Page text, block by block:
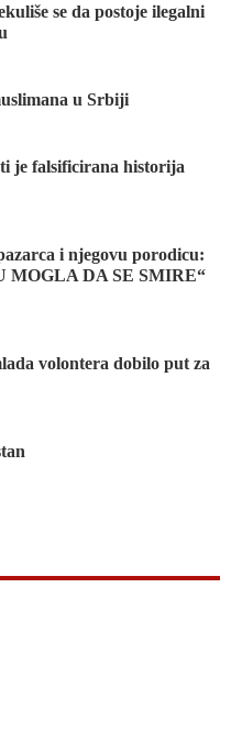
se da postoje ilegalni
u Srbiji
je falsificirana historija
i njegovu porodicu:
MOGLA DA SE SMIRE“
volontera dobilo put za